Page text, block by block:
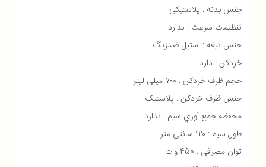
جنس بدنه : پلاستیکی
تنظیمات سرعت : ندارد
جنس تيغه : استیل ضدزنگ
خردکن : دارد
حجم ظرف خردکن : ۷۰۰ میلی لیتر
جنس ظرف خردکن : پلاستیک
محفظه جمع آوري سيم : ندارد
طول سیم : ۱۲۰ سانتی متر
توان مصرفی : 450 وات